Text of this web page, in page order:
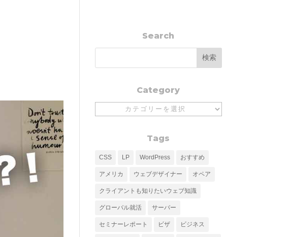
Search
Category
Category
Tags
CSS LP WordPress おすすめ
アメリカ ウェブデザイナー オペア
クライアントも知りたいウェブ知識
グローバル就活 サーバー
セミナーレポート ビザ ビジネス